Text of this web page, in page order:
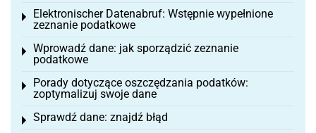
Elektronischer Datenabruf: Wstępnie wypełnione
zeznanie podatkowe
Toggle menu
Wprowadź dane: jak sporządzić zeznanie
podatkowe
Toggle menu
Porady dotyczące oszczędzania podatków:
zoptymalizuj swoje dane
Toggle menu
Sprawdź dane: znajdź błąd
Toggle menu